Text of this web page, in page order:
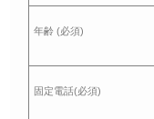
年齢 (必須)
固定電話(必須)